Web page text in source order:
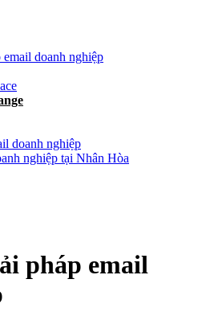
doanh nghiệp
doanh nghiệp
nghiệp tại Nhân Hòa
pháp email